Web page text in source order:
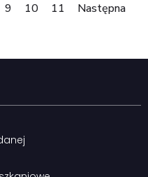
9 10 11 Następna